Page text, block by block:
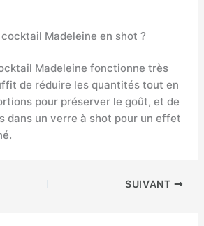
Madeleine en shot ?
Madeleine fonctionne très
de réduire les quantités tout en
pour préserver le goût, et de
dans un verre à shot pour un effet
SUIVANT